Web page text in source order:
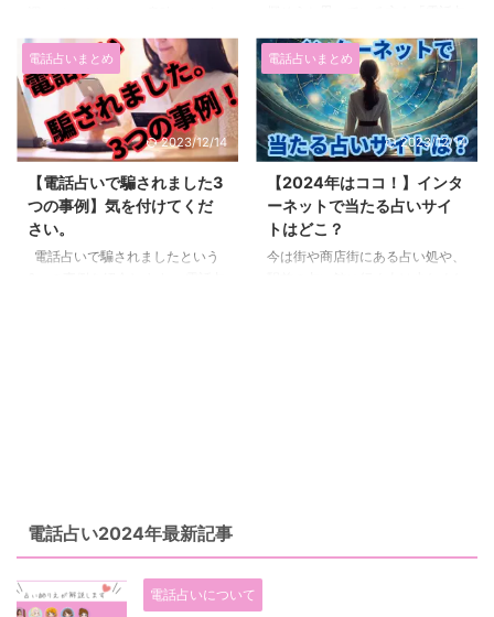
今回は電話占いは録音されている
のかということを実際に電話占い
で活躍していた占い師の方に聞い
て ...
というサイトがよく出てきます。
しかし、それらは広告目当てで
あったり、電話占い会社が運営し
ているページであったりする場合
もあります。 悪い意味でやばい
電話占いはどのような状態なのか
紹介していきます。 本当の電話
占いのやばさを知って、間違って
ダメな占い師に占ってもらわない
ように注意しましょう。 という
か占い師じゃない場合もあります
る人多いと思います。 私は10年
前から電話占いを使っています
が、正直なところを言うと軽はず
み電話占いを決めるのは辞めた方
がいいです。 とういうのも、私
も初めの頃はいろいろな電話占い
を使い当たらなかったと思ったこ
ともありました。 しかし、電話
占いと出会うと街の1000～
3000円で占ってくれる占いと比
電話占いまとめ
2023/12/14
【電話占いで騙されました3
つの事例】気を付けてくだ
さい。
電話占いで騙されましたという
占いを使うのが初めてで、その時
電話占いまとめ
2023/12/14
【2024年はココ！】インタ
ーネットで当たる占いサイ
トはどこ？
今は街や商店街にある占い処や、
電話占い2024年最新記事
電話占いについて